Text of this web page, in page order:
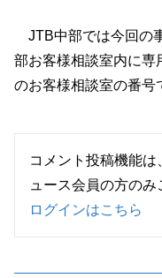
JTB中部では今回の
部お客様相談室内に専
のお客様相談室の番号
コメント投稿機能
ュース会員の方のみ
ログインはこちら